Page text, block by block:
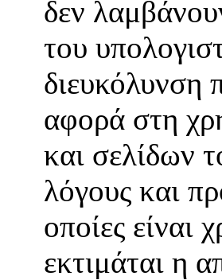
δεν
του
διευκόλυνση
αφορά στη
και σελίδων
λόγους και
οποίες είναι
εκτιμάται η